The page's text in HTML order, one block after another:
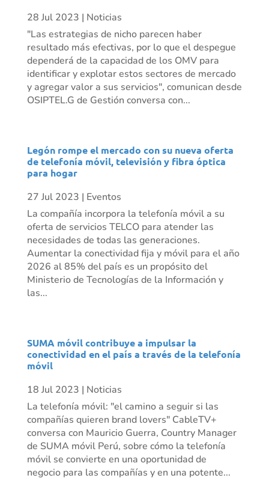
28 Jul 2023 | Noticias
"Las estrategias de nicho parecen haber
resultado más efectivas, por lo que el despegue
dependerá de la capacidad de los OMV para
identificar y explotar estos sectores de mercado
y agregar valor a sus servicios", comunican desde
OSIPTEL.G de Gestión conversa con...
Legón rompe el mercado con su nueva oferta
de telefonía móvil, televisión y fibra óptica
para hogar
27 Jul 2023 | Eventos
La compañía incorpora la telefonía móvil a su
oferta de servicios TELCO para atender las
necesidades de todas las generaciones.
Aumentar la conectividad fija y móvil para el año
2026 al 85% del país es un propósito del
Ministerio de Tecnologías de la Información y
las...
SUMA móvil contribuye a impulsar la
conectividad en el país a través de la telefonía
móvil
18 Jul 2023 | Noticias
La telefonía móvil: "el camino a seguir si las
compañías quieren brand lovers" CableTV+
conversa con Mauricio Guerra, Country Manager
de SUMA móvil Perú, sobre cómo la telefonía
móvil se convierte en una oportunidad de
negocio para las compañías y en una potente...